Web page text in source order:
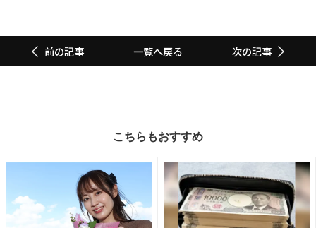
前の記事 一覧へ戻る 次の記事
こちらもおすすめ